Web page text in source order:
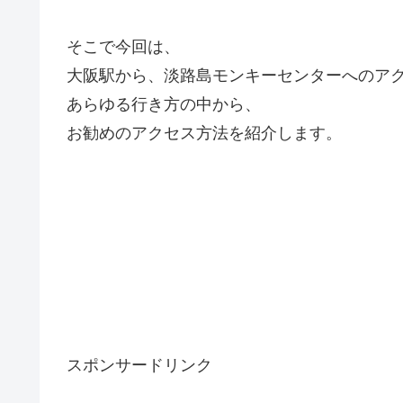
そこで今回は、
大阪駅から、淡路島モンキーセンターへのア
あらゆる行き方の中から、
お勧めのアクセス方法を紹介します。
スポンサードリンク